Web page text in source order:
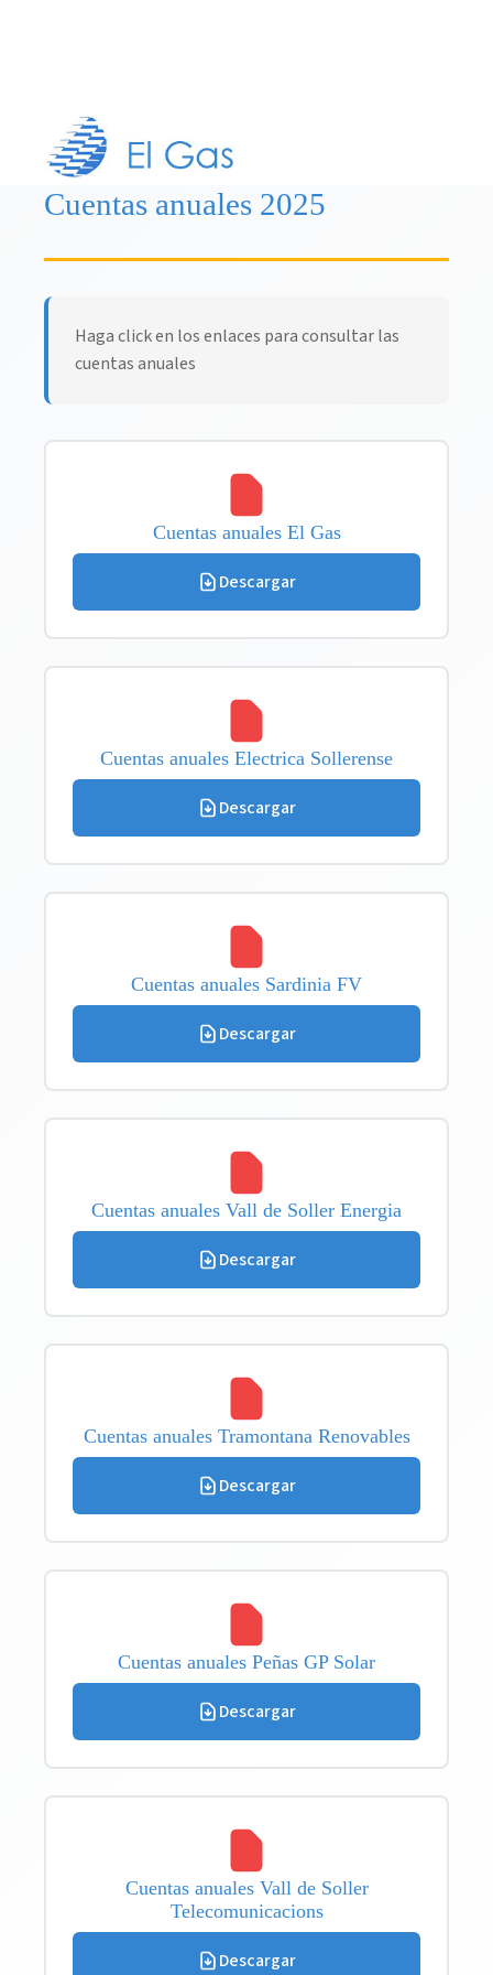
Cuentas anuales 2025
Haga click en los enlaces para consultar las
cuentas anuales
Cuentas anuales El Gas
Descargar
Cuentas anuales Electrica Sollerense
Descargar
Cuentas anuales Sardinia FV
Descargar
Cuentas anuales Vall de Soller Energia
Descargar
Cuentas anuales Tramontana Renovables
Descargar
Cuentas anuales Peñas GP Solar
Descargar
Cuentas anuales Vall de Soller
Telecomunicacions
Descargar